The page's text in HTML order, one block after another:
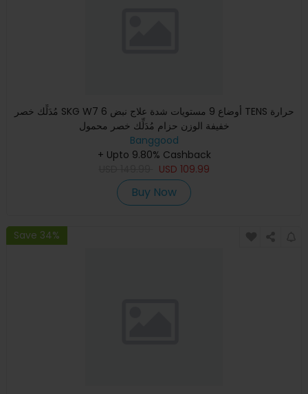
مُدَلِّك خصر SKG W7 6 أوضاع 9 مستويات شدة علاج نبض TENS حرارة
خفيفة الوزن حزام مُدَلِّك خصر محمول
Banggood
+ Upto 9.80% Cashback
USD 109.99
Buy Now
Save 34%